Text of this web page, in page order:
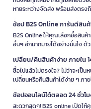
หายระหว่างจัดส่ง พร้อมส่งตร
ช้อป B2S Online การันตีสิน
B2S Online ให้คุณเลือกซื้อสินค้
อื่นๆ อีกมากมายได้อย่างมั่นใจ
เปลี่ยน/คืนสินค้าง่าย ภายใน
ซื้อไปแล้วไม่ตรงใจ? ไม่ว่าจะเ
เปลี่ยนหรือคืนสินค้าได้ง่าย ๆ ภา
ช้อปออนไลน์ได้ตลอด 24 ชั่วโ
สะดวกสุดๆ! B2S online เปิดใ